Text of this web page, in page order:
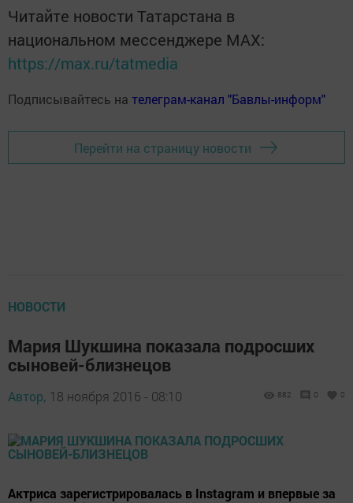
Читайте новости Татарстана в
национальном мессенджере MАХ:
https://max.ru/tatmedia
Подписывайтесь на телеграм-канал "Бавлы-информ"
Перейти на страницу новости
НОВОСТИ
Мария Шукшина показала подросших
сыновей-близнецов
Автор, 18 ноября 2016 - 08:10 882 0 0
Актриса зарегистрировалась в Instagram и впервые за